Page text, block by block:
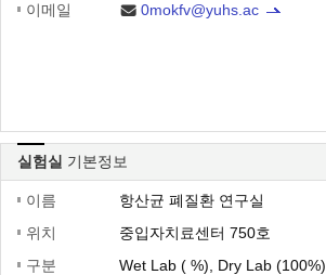
이메일
0mokfv@yuhs.ac
실험실 기본정보
이름
항산균 폐질환 연구실
위치
중입자치료센터 750호
구분
Wet Lab ( %), Dry Lab (100%)